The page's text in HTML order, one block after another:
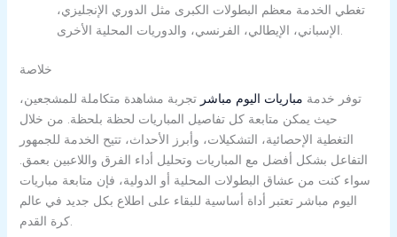
تغطي الخدمة معظم البطولات الكبرى مثل الدوري الإنجليزي،
الإسباني، الإيطالي، الفرنسي، والدوريات المحلية الأخرى.
خلاصة
توفر خدمة مباريات اليوم مباشر تجربة مشاهدة متكاملة للمشجعين،
حيث يمكن متابعة كل تفاصيل المباريات لحظة بلحظة. من خلال
التغطية الإحصائية، التشكيلات، وأبرز الأحداث، تتيح الخدمة للجمهور
التفاعل بشكل أفضل مع المباريات وتحليل أداء الفرق واللاعبين بعمق.
سواء كنت من عشاق البطولات المحلية أو الدولية، فإن متابعة مباريات
اليوم مباشر تعتبر أداة أساسية للبقاء على اطلاع بكل جديد في عالم
كرة القدم.